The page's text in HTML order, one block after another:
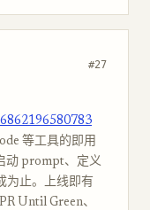
#27
等工具的即用
动 prompt、定义
为止。上线即有
Until Green、